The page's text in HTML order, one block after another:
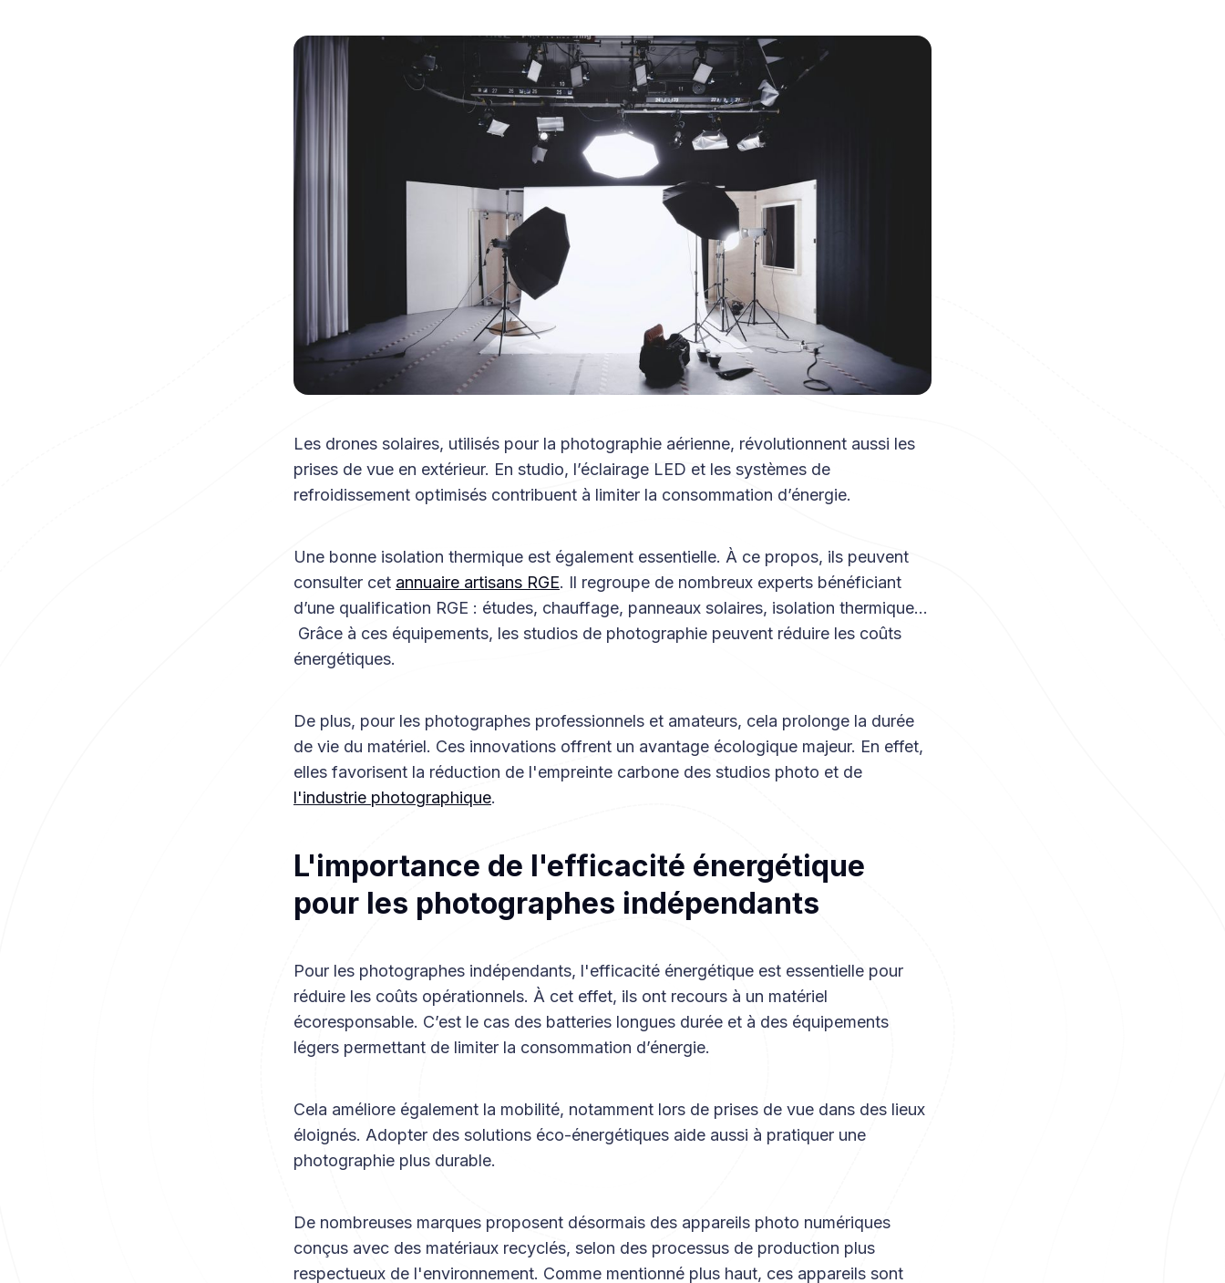
Les drones solaires, utilisés pour la photographie aérienne, révolutionnent aussi les
prises de vue en extérieur. En studio, l’éclairage LED et les systèmes de
refroidissement optimisés contribuent à limiter la consommation d’énergie.
Une bonne isolation thermique est également essentielle. À ce propos, ils peuvent
consulter cet annuaire artisans RGE. Il regroupe de nombreux experts bénéficiant
d’une qualification RGE : études, chauffage, panneaux solaires, isolation thermique…
Grâce à ces équipements, les studios de photographie peuvent réduire les coûts
énergétiques.
De plus, pour les photographes professionnels et amateurs, cela prolonge la durée
de vie du matériel. Ces innovations offrent un avantage écologique majeur. En effet,
elles favorisent la réduction de l'empreinte carbone des studios photo et de
l'industrie photographique.
L'importance de l'efficacité énergétique
pour les photographes indépendants
Pour les photographes indépendants, l'efficacité énergétique est essentielle pour
réduire les coûts opérationnels. À cet effet, ils ont recours à un matériel
écoresponsable. C’est le cas des batteries longues durée et à des équipements
légers permettant de limiter la consommation d’énergie.
Cela améliore également la mobilité, notamment lors de prises de vue dans des lieux
éloignés. Adopter des solutions éco-énergétiques aide aussi à pratiquer une
photographie plus durable.
De nombreuses marques proposent désormais des appareils photo numériques
conçus avec des matériaux recyclés, selon des processus de production plus
respectueux de l'environnement. Comme mentionné plus haut, ces appareils sont